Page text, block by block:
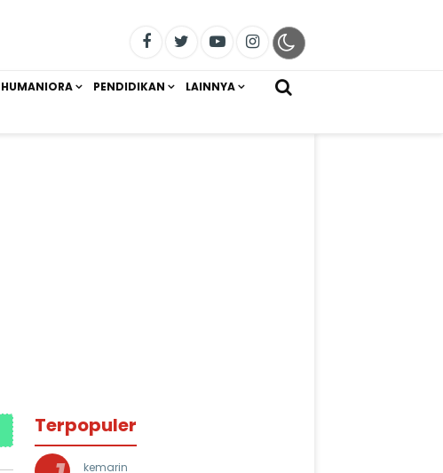
HUMANIORA PENDIDIKAN LAINNYA
Terpopuler
kemarin